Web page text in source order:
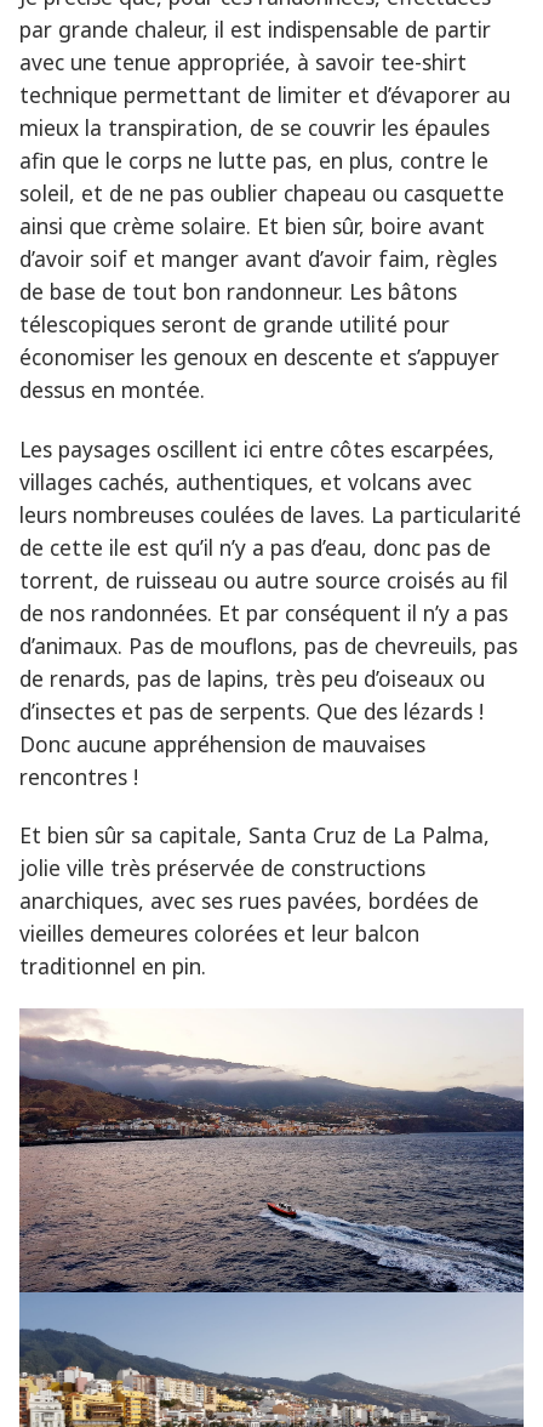
par grande chaleur, il est indispensable de partir
avec une tenue appropriée, à savoir tee-shirt
technique permettant de limiter et d’évaporer au
mieux la transpiration, de se couvrir les épaules
afin que le corps ne lutte pas, en plus, contre le
soleil, et de ne pas oublier chapeau ou casquette
ainsi que crème solaire. Et bien sûr, boire avant
d’avoir soif et manger avant d’avoir faim, règles
de base de tout bon randonneur. Les bâtons
télescopiques seront de grande utilité pour
économiser les genoux en descente et s’appuyer
dessus en montée.
Les paysages oscillent ici entre côtes escarpées,
villages cachés, authentiques, et volcans avec
leurs nombreuses coulées de laves. La particularité
de cette ile est qu’il n’y a pas d’eau, donc pas de
torrent, de ruisseau ou autre source croisés au fil
de nos randonnées. Et par conséquent il n’y a pas
d’animaux. Pas de mouflons, pas de chevreuils, pas
de renards, pas de lapins, très peu d’oiseaux ou
d’insectes et pas de serpents. Que des lézards !
Donc aucune appréhension de mauvaises
rencontres !
Et bien sûr sa capitale, Santa Cruz de La Palma,
jolie ville très préservée de constructions
anarchiques, avec ses rues pavées, bordées de
vieilles demeures colorées et leur balcon
traditionnel en pin.